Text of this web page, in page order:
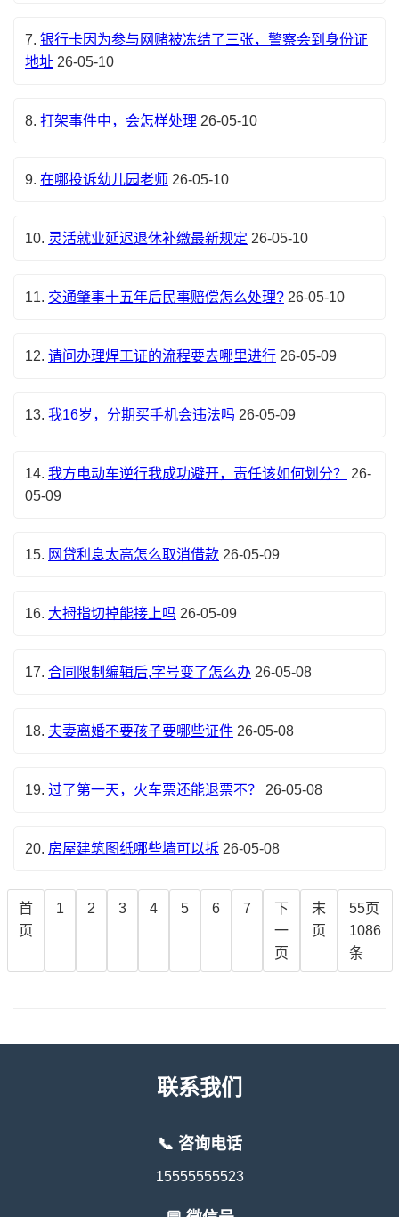
7. 银行卡因为参与网赌被冻结了三张，警察会到身份证
地址 26-05-10
8. 打架事件中，会怎样处理 26-05-10
9. 在哪投诉幼儿园老师 26-05-10
10. 灵活就业延迟退休补缴最新规定 26-05-10
11. 交通肇事十五年后民事赔偿怎么处理? 26-05-10
12. 请问办理焊工证的流程要去哪里进行 26-05-09
13. 我16岁，分期买手机会违法吗 26-05-09
14. 我方电动车逆行我成功避开，责任该如何划分？
26-
05-09
15. 网贷利息太高怎么取消借款 26-05-09
16. 大拇指切掉能接上吗 26-05-09
17. 合同限制编辑后,字号变了怎么办 26-05-08
18. 夫妻离婚不要孩子要哪些证件 26-05-08
19. 过了第一天，火车票还能退票不？ 26-05-08
20. 房屋建筑图纸哪些墙可以拆 26-05-08
首
页
1 2 3 4 5 6 7
下
一
页
末
页
55页
1086
条
联系我们
📞 咨询电话
15555555523